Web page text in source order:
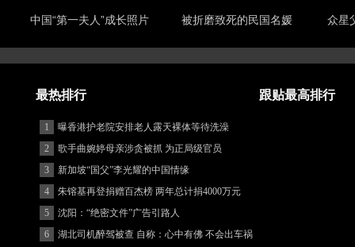
中国“第一夫人”成长照片 被折磨致死的民国名媛 众星
最热排行 跟贴最高排行
1
曝香港护老院安排老人露天裸体等待洗澡
2
歌手曲婉婷母亲涉贪被抓 为正局级官员
3
新加坡“国父”李光耀的中国情缘
4
朱镕基再登捐赠百杰榜 两年总计捐4000万元
5
沈阳：“绝密文件”广告引路人
6
湖北司机醉驾被查 自称：心中有佛 不会出车祸